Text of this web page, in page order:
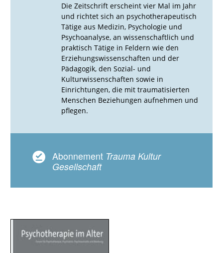
Die Zeitschrift erscheint vier Mal im Jahr
und richtet sich an psychotherapeutisch
Tätige aus Medizin, Psychologie und
Psychoanalyse, an wissenschaftlich und
praktisch Tätige in Feldern wie den
Erziehungswissenschaften und der
Pädagogik, den Sozial- und
Kulturwissenschaften sowie in
Einrichtungen, die mit traumatisierten
Menschen Beziehungen aufnehmen und
pflegen.
Abonnement Trauma Kultur
Gesellschaft